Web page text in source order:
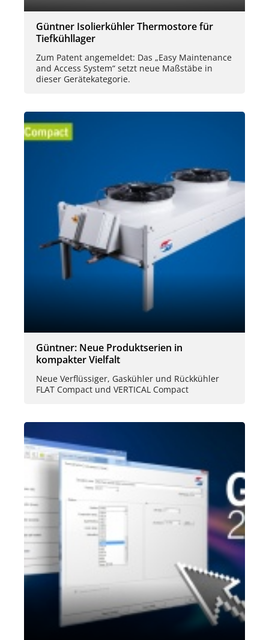
Güntner Isolierkühler Thermostore für
Tiefkühllager
Zum Patent angemeldet: Das „Easy Maintenance
and Access System“ setzt neue Maßstäbe in
dieser Gerätekategorie.
Güntner: Neue Produktserien in
kompakter Vielfalt
Neue Verflüssiger, Gaskühler und Rückkühler
FLAT Compact und VERTICAL Compact